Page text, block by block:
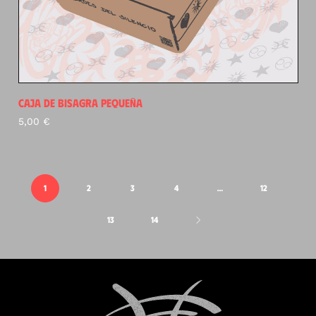
CAJA DE BISAGRA PEQUEÑA
5,00 €
1 2 3 4 … 12
13 14